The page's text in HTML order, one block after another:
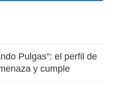
Pulgas": el perfil de
y cumple